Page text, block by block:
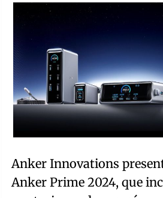
Anker Innovations
Anker Prime 2024, que